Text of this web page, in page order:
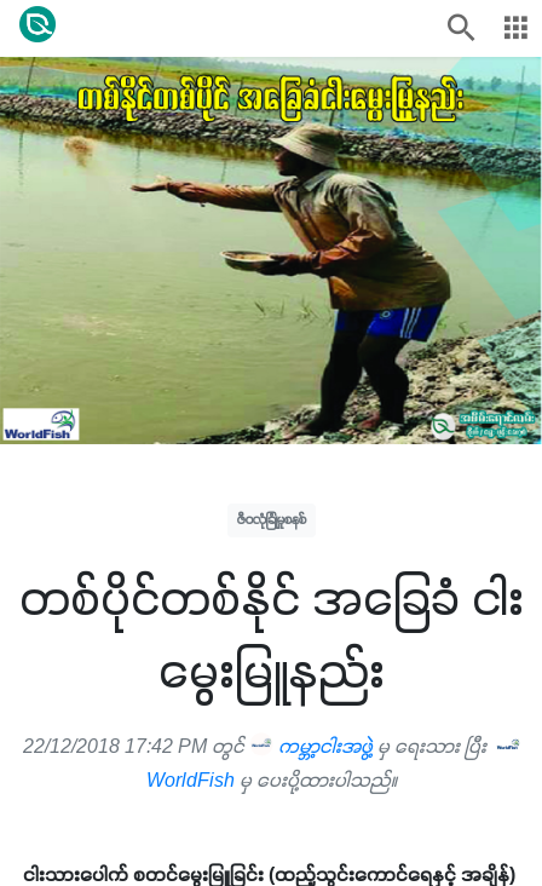
ဇီဝလုံခြုံမှုစနစ်
တစ်ပိုင်တစ်နိုင် အခြေခံ ငါး
မွေးမြူနည်း
22/12/2018 17:42 PM တွင် ကမ္ဘာ့ငါးအဖွဲ့မှ ရေးသား ပြီး
WorldFish မှ ပေးပို့ထားပါသည်။
ငါးသားပေါက် စတင်မွေးမြူခြင်း (ထည့်သွင်းကောင်ရေနှင့် အချိန်)